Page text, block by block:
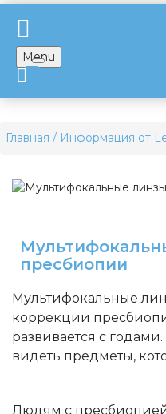
Menu
Главная Информация от
пресбиопии
Мультифокальные
коррекции пресбиопии.
развивается с
Людям с пресбиопией